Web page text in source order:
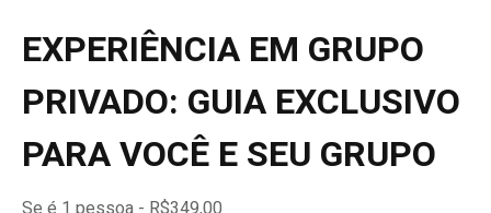
EXPERIÊNCIA EM GRUPO
PRIVADO: GUIA EXCLUSIVO
PARA VOCÊ E SEU GRUPO